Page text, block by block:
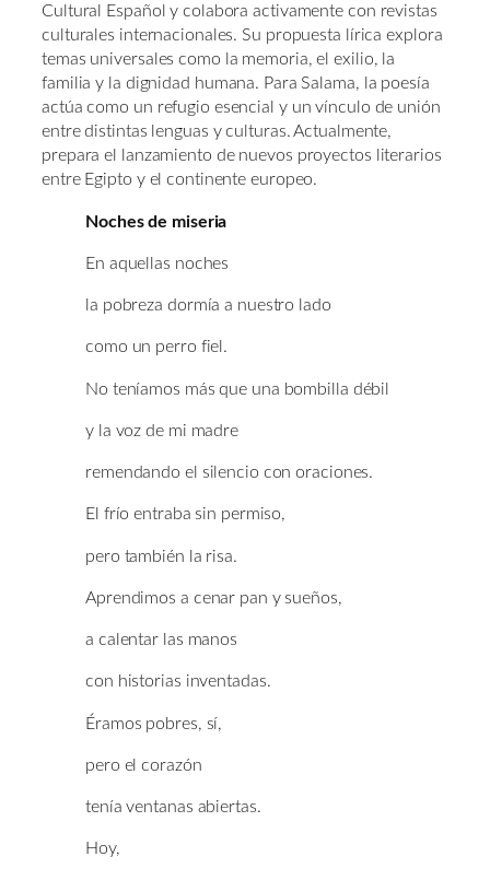
Cultural Español y colabora activamente con revistas
culturales internacionales. Su propuesta lírica explora
temas universales como la memoria, el exilio, la
familia y la dignidad humana. Para Salama, la poesía
actúa como un refugio esencial y un vínculo de unión
entre distintas lenguas y culturas. Actualmente,
prepara el lanzamiento de nuevos proyectos literarios
entre Egipto y el continente europeo.
Noches de miseria
En aquellas noches
la pobreza dormía a nuestro lado
como un perro fiel.
No teníamos más que una bombilla débil
y la voz de mi madre
remendando el silencio con oraciones.
El frío entraba sin permiso,
pero también la risa.
Aprendimos a cenar pan y sueños,
a calentar las manos
con historias inventadas.
Éramos pobres, sí,
pero el corazón
tenía ventanas abiertas.
Hoy,